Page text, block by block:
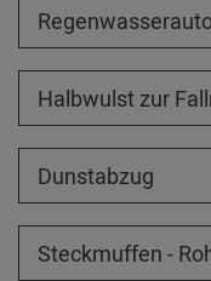
Halbwulst zur
Dunstabzug
Steckmuffen -